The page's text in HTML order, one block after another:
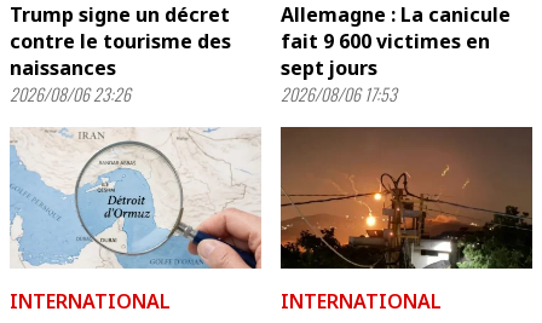
Trump signe un décret
contre le tourisme des
naissances
2026/08/06 23:26
Allemagne : La canicule
fait 9 600 victimes en
sept jours
2026/08/06 17:53
INTERNATIONAL
INTERNATIONAL